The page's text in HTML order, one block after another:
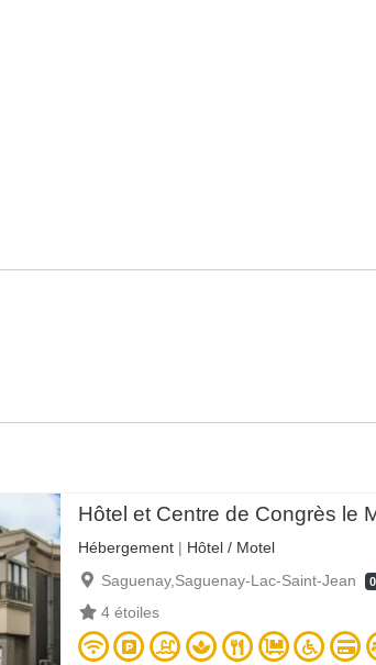
Hôtel et Centre de Congrès le
Hébergement| Hôtel / Motel
Saguenay,Saguenay-Lac-Saint-Jean
4 étoiles